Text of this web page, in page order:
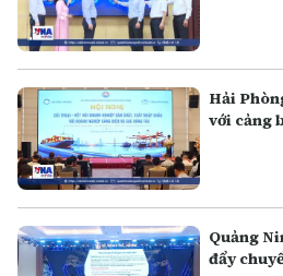
Hải
với cảng
Quảng
đẩy